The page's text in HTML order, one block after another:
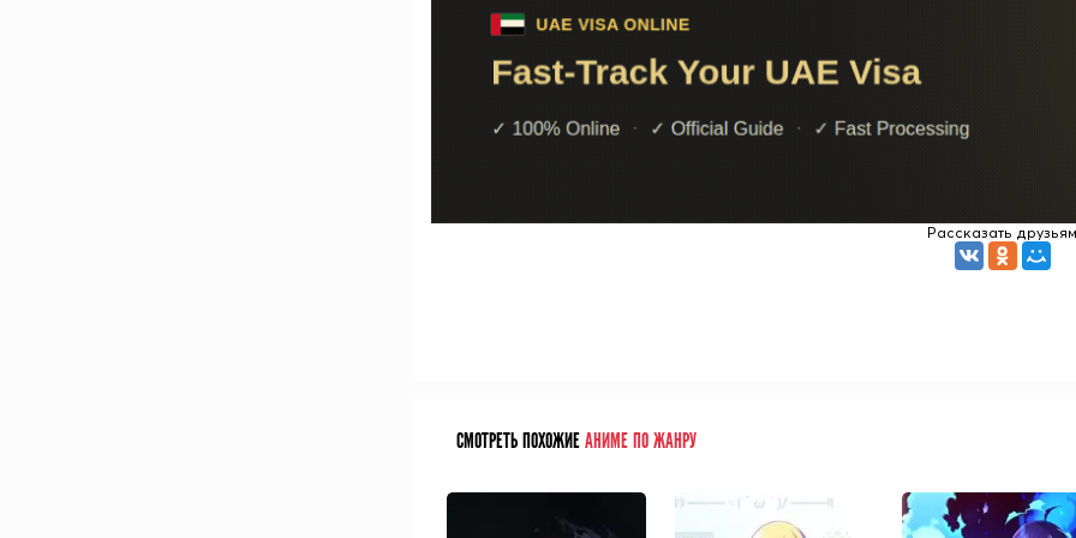
Рассказать друзьям
СМОТРЕТЬ ПОХОЖИЕАНИМЕ ПО ЖАНРУ